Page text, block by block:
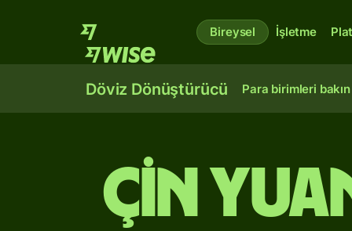
Bireysel İşletme
Döviz Dönüştürücü Para birimleri bakın
Çin